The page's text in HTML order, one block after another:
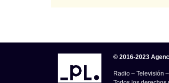
© 2016-2023
Radio – Televisión